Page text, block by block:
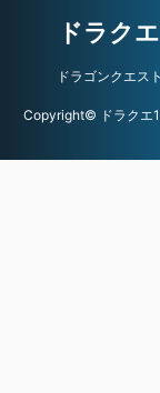
ドラク
ドラゴンクエス
Copyright© ドラクエ